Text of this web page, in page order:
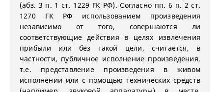
(абз. 3 п. 1 ст. 1229 ГК РФ). Согласно пп. 6 п. 2 ст.
1270 ГК РФ использованием произведения
независимо от того, совершаются ли
соответствующие действия в целях извлечения
прибыли или без такой цели, считается, в
частности, публичное исполнение произведения,
т.е. представление произведения в живом
исполнении или с помощью технических средств